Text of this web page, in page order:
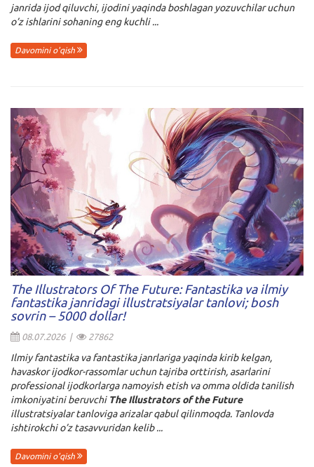
janrida ijod qiluvchi, ijodini yaqinda boshlagan yozuvchilar uchun
o’z ishlarini sohaning eng kuchli ...
Davomini o'qish
The Illustrators Of The Future: Fantastika va ilmiy
fantastika janridagi illustratsiyalar tanlovi; bosh
sovrin – 5000 dollar!
08.07.2026 | 27862
Ilmiy fantastika va fantastika janrlariga yaqinda kirib kelgan,
havaskor ijodkor-rassomlar uchun tajriba orttirish, asarlarini
professional ijodkorlarga namoyish etish va omma oldida tanilish
imkoniyatini beruvchi The Illustrators of the Future
illustratsiyalar tanloviga arizalar qabul qilinmoqda. Tanlovda
ishtirokchi o’z tasavvuridan kelib ...
Davomini o'qish